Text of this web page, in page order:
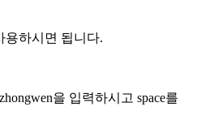
용하시면 됩니다.
zhongwen을 입력하시고 space를